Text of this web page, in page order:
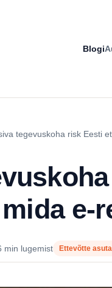
Blogi
tegevuskoha risk Eesti
e-
min lugemist Ettevõtte